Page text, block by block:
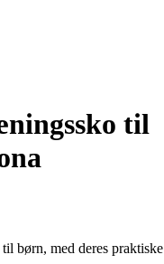
til
børn, med deres praktiske